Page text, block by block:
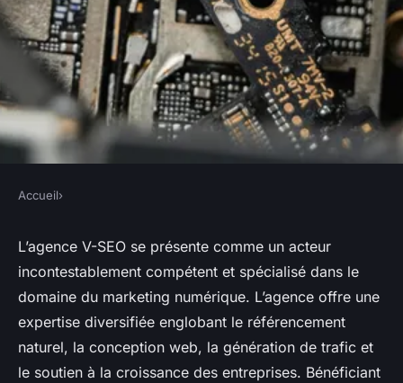
Explorez les services de pointe
de l'agence V-SEO en
marketing numérique
20 septembre 2023 2 min de lecture
Accueil›
L’agence V-SEO se présente comme un acteur
incontestablement compétent et spécialisé dans le
domaine du marketing numérique. L’agence offre une
expertise diversifiée englobant le référencement
naturel, la conception web, la génération de trafic et
le soutien à la croissance des entreprises. Bénéficiant